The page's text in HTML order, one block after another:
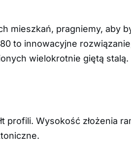
mieszkań, pragniemy, aby
to innowacyjne
wielokrotnie giętą stalą.
Wysokość złożenia